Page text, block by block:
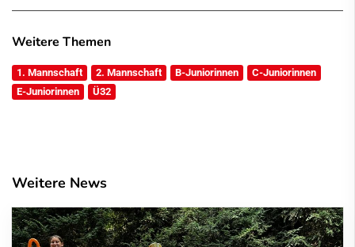
Weitere Themen
1. Mannschaft 2. Mannschaft B-Juniorinnen
C-Juniorinnen
E-Juniorinnen
Ü32
Weitere News